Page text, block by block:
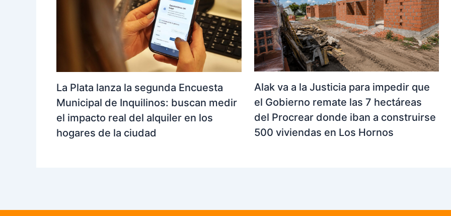
La Plata lanza la segunda Encuesta
Municipal de Inquilinos: buscan medir
el impacto real del alquiler en los
hogares de la ciudad
Alak va a la Justicia para impedir que
el Gobierno remate las 7 hectáreas
del Procrear donde iban a construirse
500 viviendas en Los Hornos